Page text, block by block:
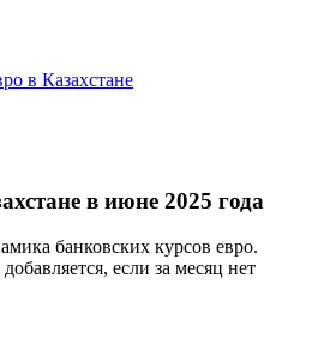
в Казахстане
в июне 2025 года
банковских курсов евро.
если за месяц нет